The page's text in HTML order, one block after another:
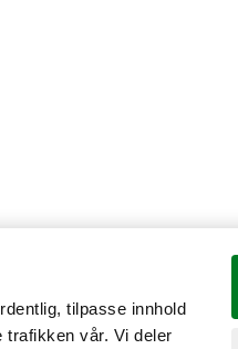
tilpasse innhold
trafikken vår. Vi deler